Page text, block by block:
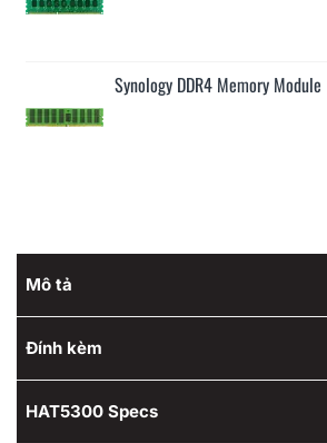
Synology DDR4 Memory Module
Mô tả
Đính kèm
HAT5300 Specs